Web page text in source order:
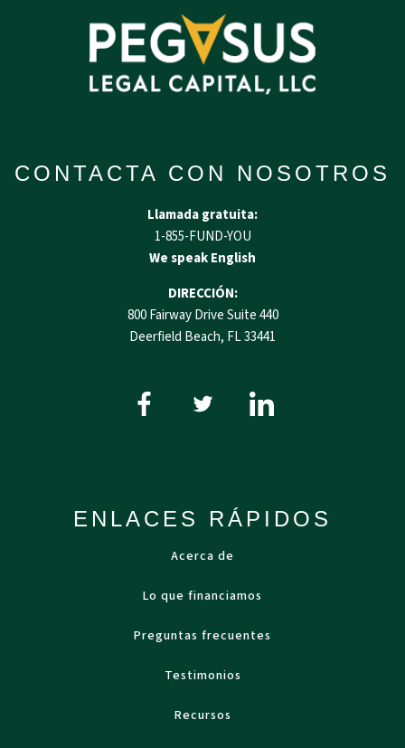
CONTACTA CON NOSOTROS
Llamada gratuita:
1-855-FUND-YOU
We speak English
DIRECCIÓN:
800 Fairway Drive Suite 440
Deerfield Beach, FL 33441
ENLACES RÁPIDOS
Acerca de
Lo que financiamos
Preguntas frecuentes
Testimonios
Recursos